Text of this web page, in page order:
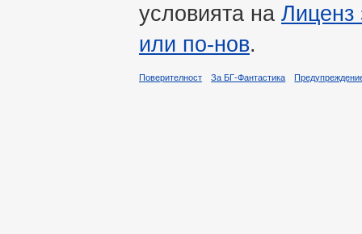
условията на Лиценз
или по-нов.
Поверителност За БГ-Фантастика